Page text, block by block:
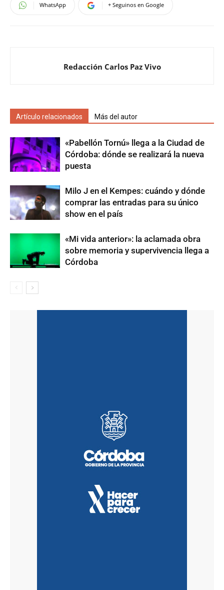
WhatsApp + Seguinos en Google
Redacción Carlos Paz Vivo
Artículo relacionados Más del autor
«Pabellón Tornú» llega a la Ciudad de
Córdoba: dónde se realizará la nueva
puesta
Milo J en el Kempes: cuándo y dónde
comprar las entradas para su único
show en el país
«Mi vida anterior»: la aclamada obra
sobre memoria y supervivencia llega a
Córdoba